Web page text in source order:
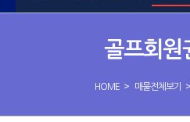
골프회원
HOME > 매물전체보기 >